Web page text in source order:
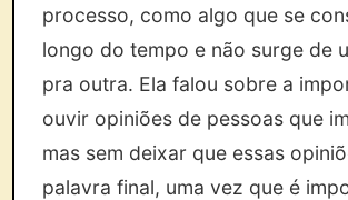
processo, como algo que se
longo do tempo e não surge de
pra outra. Ela falou sobre a
ouvir opiniões de pessoas que
mas sem deixar que essas
palavra final, uma vez que é